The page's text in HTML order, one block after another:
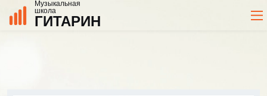
Музыкальная
школа
ГИТАРИН